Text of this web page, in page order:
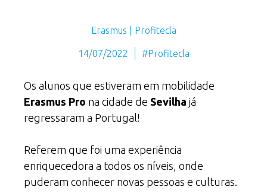
Erasmus | Profitecla
14/07/2022 #Profitecla
Os alunos que estiveram em mobilidade
Erasmus Pro na cidade de Sevilha já
regressaram a Portugal!
Referem que foi uma experiência
enriquecedora a todos os níveis, onde
puderam conhecer novas pessoas e culturas.